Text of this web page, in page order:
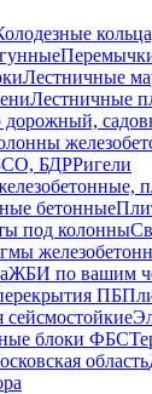
Лестничные
Лестничные
БДРРигели
бетонные
под колонны
ЖБИ по вашим
ПБ
блоки ФБС
область